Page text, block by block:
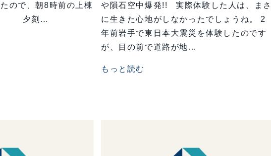
ので、朝8時前の上棟
夕刻…
や隕石空中爆発!! 実際体験した人は、まさ
に生きた心地がしなかったでしょうね。 2
年前岩手で東日本大震災を体験したのです
が、目の前で道路が地…
もっと読む